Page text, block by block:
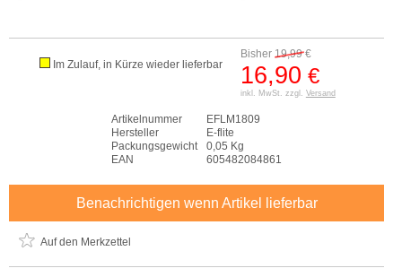
Bisher 19,99€
16,90 €
inkl. MwSt. zzgl. Versand
Im Zulauf, in Kürze wieder lieferbar
Artikelnummer
EFLM1809
Hersteller
E-flite
Packungsgewicht
0,05 Kg
EAN
605482084861
Benachrichtigen wenn Artikel lieferbar
Auf den Merkzettel